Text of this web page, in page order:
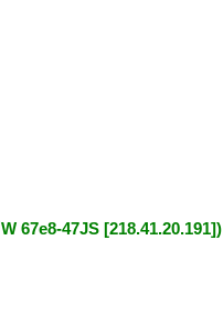
67e8-47JS [218.41.20.191])